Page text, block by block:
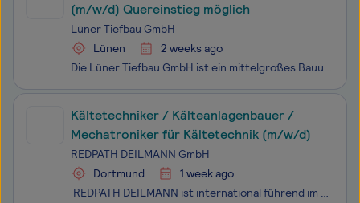
(m/w/d) Quereinstieg möglich
Lüner Tiefbau GmbH
Lünen
2 weeks ago
Die Lüner Tiefbau GmbH ist ein mittelgroßes Bauunternehmen mit langjähriger Erfahrung im Bereich Tiefbau. Wir realisieren anspruchsvolle Infrastrukturprojekte, von der Straßen- und Kanalbau bis hin zu Erdarbeiten und Leitungsverlegungen. Dabei legen wir großen Wert auf Qualität, Sicherheit und Termi
Kältetechniker / Kälteanlagenbauer /
Mechatroniker für Kältetechnik (m/w/d)
REDPATH DEILMANN GmbH
Dortmund
1 week ago
REDPATH DEILMANN ist international führend im Schachtbau und innovativer Dienstleister im Berg- und Tunnelbau. Als Teil der kanadischen Redpath-Gruppe gehören wir zur Weltspitze auf dem Gebiet des „mining contracting“. Wir sind als wachsendes Unternehmen in den Bergbauzentren aller fünf Kontin